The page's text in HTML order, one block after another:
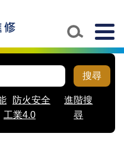
搜尋
防火安全
工業4.0
進階搜
尋